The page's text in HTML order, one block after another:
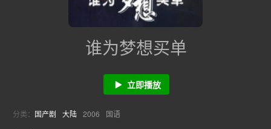
谁为梦想买单
立即播放
分类： 国产剧 大陆 2006 国语